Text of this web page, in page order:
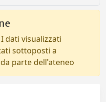
dati visualizzati
sottoposti a
parte dell'ateneo